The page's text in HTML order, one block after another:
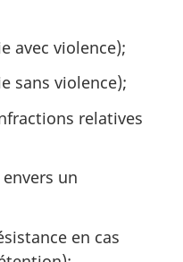
avec violence);
sans violence);
relatives
un
en cas